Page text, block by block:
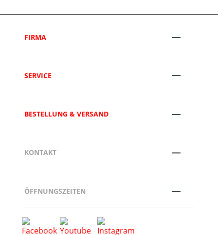
FIRMA
SERVICE
BESTELLUNG & VERSAND
KONTAKT
ÖFFNUNGSZEITEN